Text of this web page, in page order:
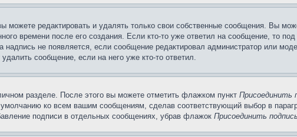
редактировать и удалять только свои собственные сообщения. Вы
времени после его создания. Если кто-то уже ответил на сообщение, то
не появляется, если сообщение редактировал администратор или
сообщение, если на него уже кто-то ответил.
разделе. После этого вы можете отметить флажком пункт Присоединить
ко всем вашим сообщениям, сделав соответствующий выбор в
подписи в отдельных сообщениях, убрав флажок Присоединить подпись